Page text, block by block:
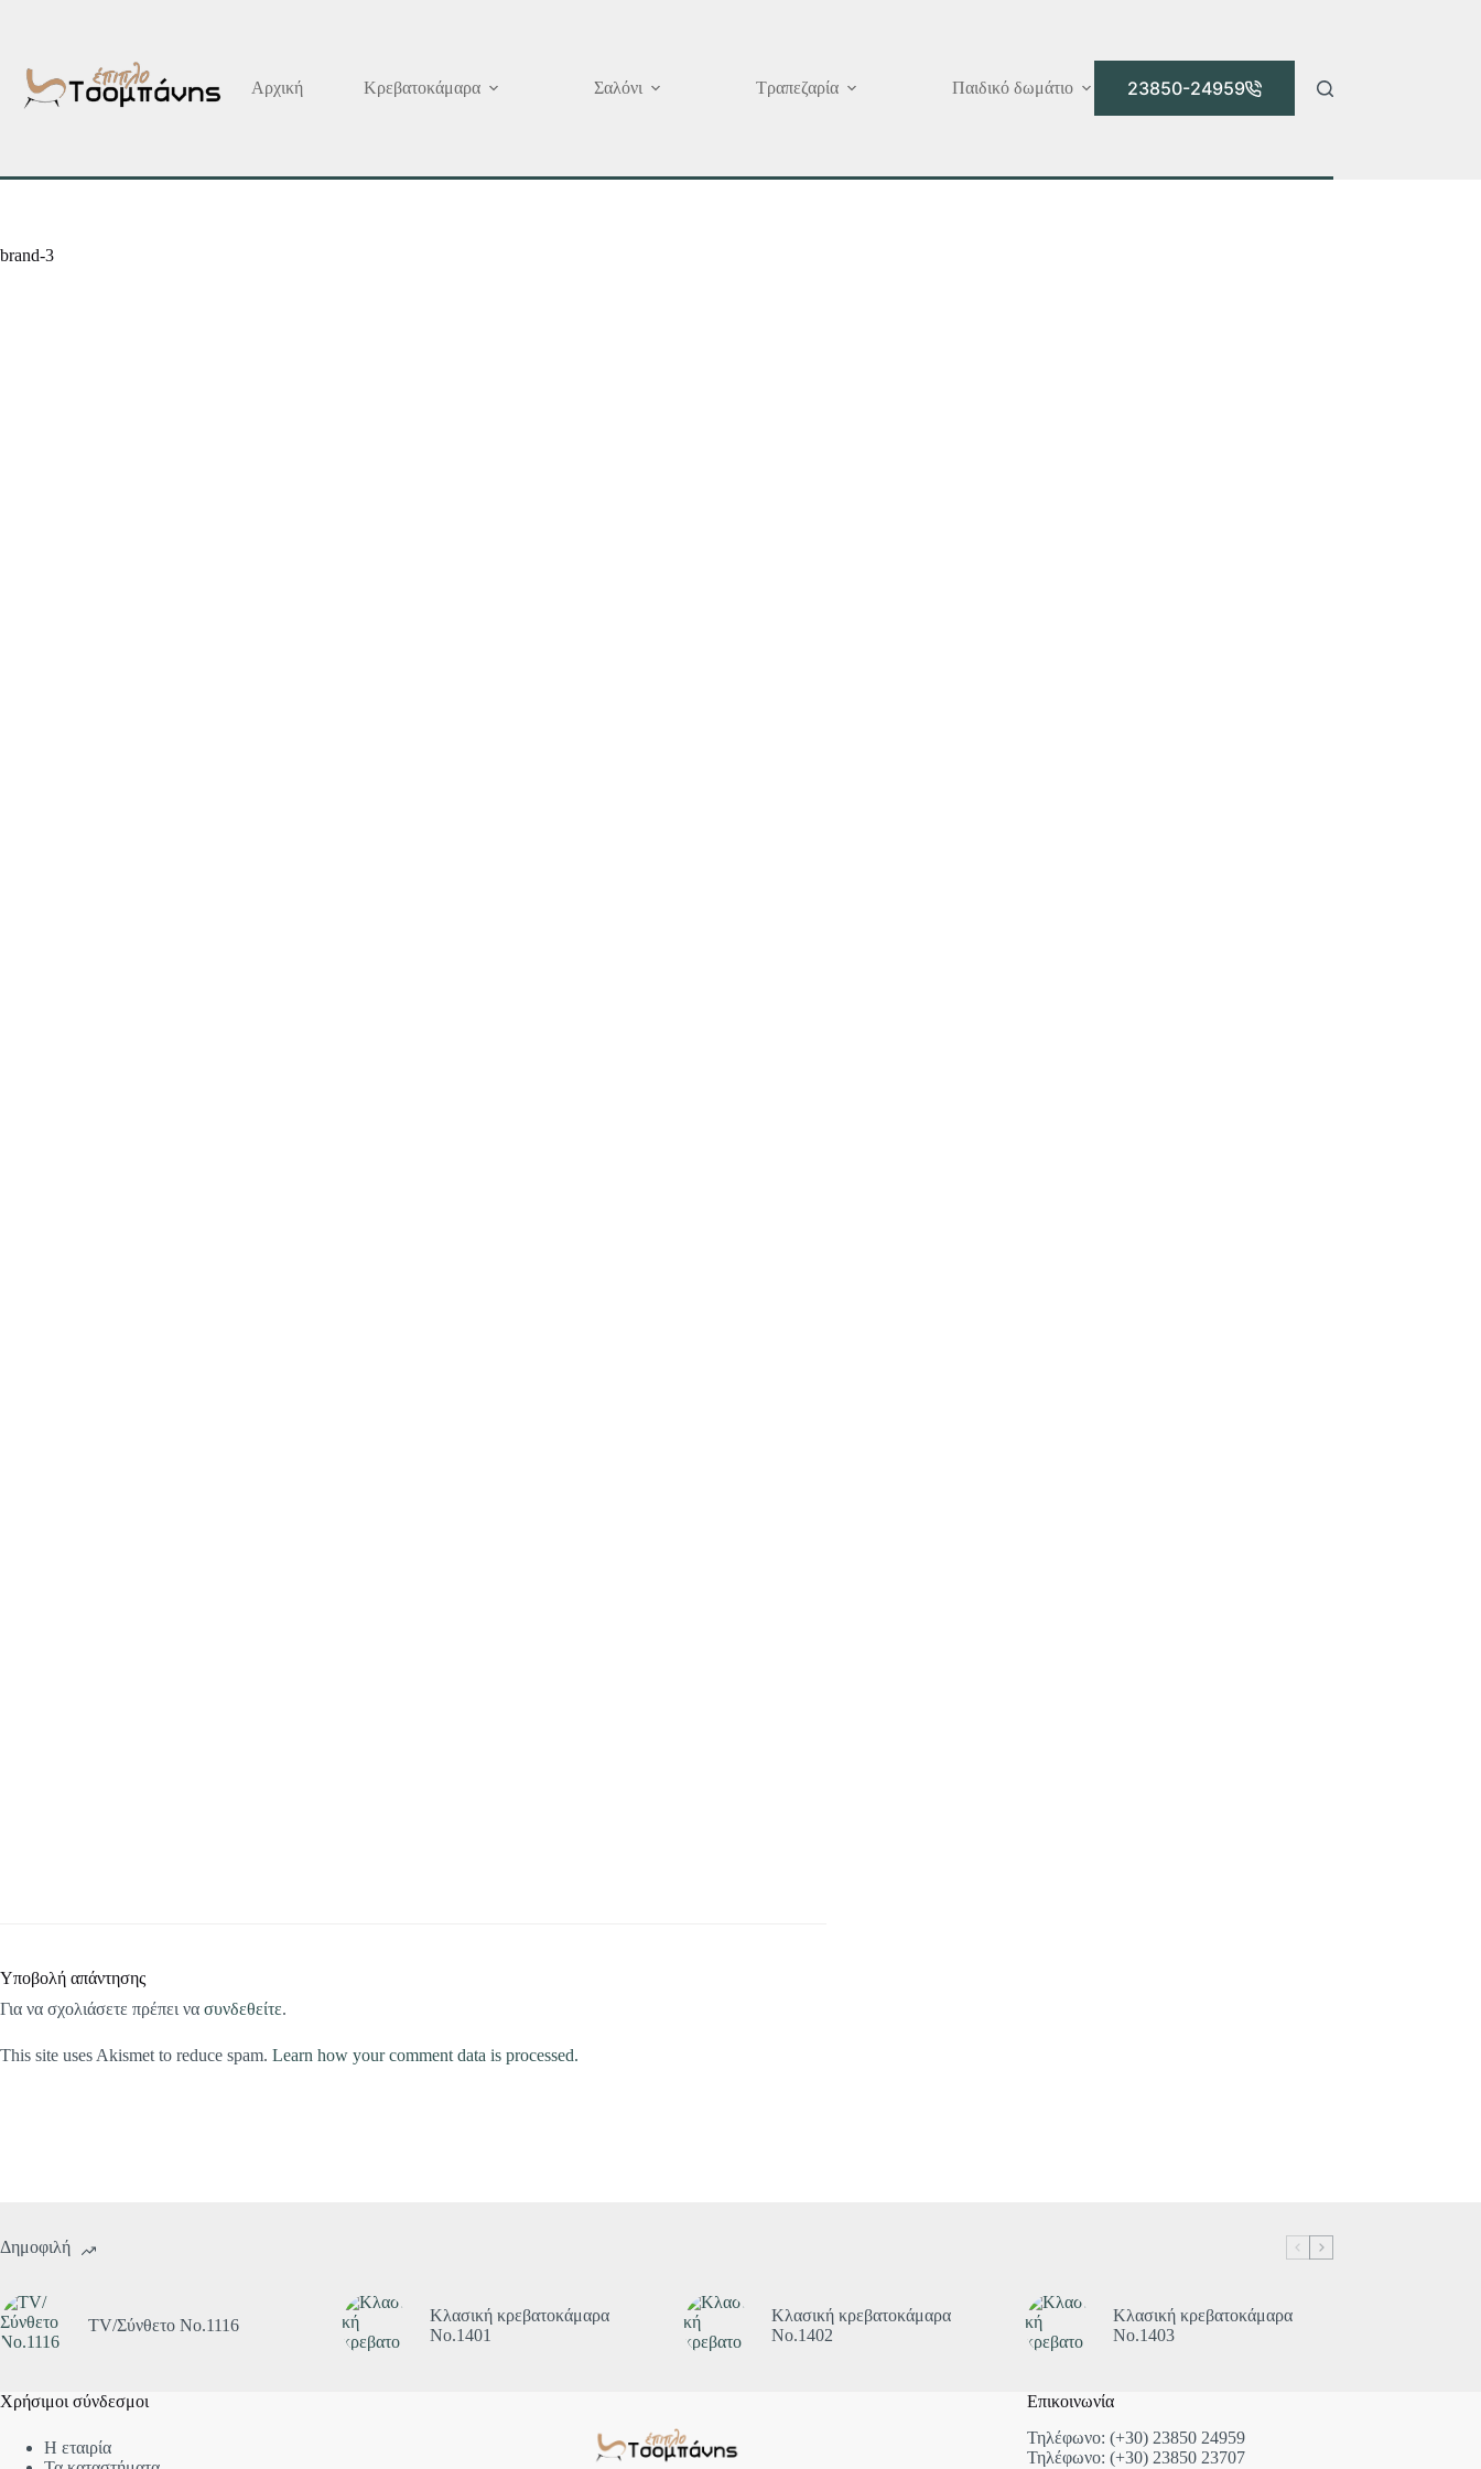
Αρχική Κρεβατοκάμαρα Σαλόνι Τραπεζαρία Παιδικό δωμάτιο 23850-24959
brand-3
Υποβολή απάντησης
Για να σχολιάσετε πρέπει να συνδεθείτε.
This site uses Akismet to reduce spam. Learn how your comment data is processed.
Δημοφιλή
TV/Σύνθετο Νο.1116
Κλασική κρεβατοκάμαρα
Νο.1401
Κλασική κρεβατοκάμαρα
Νο.1402
Κλασική κρεβατοκάμαρα
Νο.1403
Χρήσιμοι σύνδεσμοι
Η εταιρία
Επικοινωνία
Τηλέφωνο: (+30) 23850 24959
Τηλέφωνο: (+30) 23850 23707